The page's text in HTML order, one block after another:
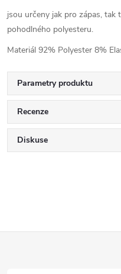
jsou určeny jak pro zápas, tak
pohodlného polyesteru.
Materiál 92% Polyester 8%
Parametry produktu
Recenze
Diskuse